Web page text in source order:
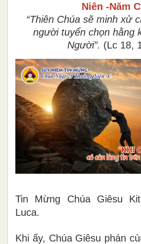
Niên -Năm C
“Thiên Chúa sẽ minh xử
người tuyển chọn hằng
Người”. (Lc 18,
Tin Mừng Chúa Giêsu
Luca.
Khi ấy, Chúa Giêsu phán